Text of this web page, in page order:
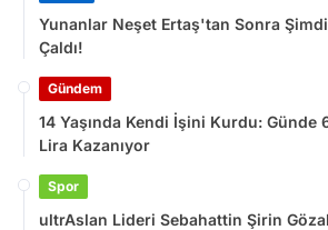
Yunanlar Neşet Ertaş'tan Sonra Şimdi
Çaldı!
Gündem
14 Yaşında Kendi İşini Kurdu: Günde
Lira Kazanıyor
Spor
ultrAslan Lideri Sebahattin Şirin